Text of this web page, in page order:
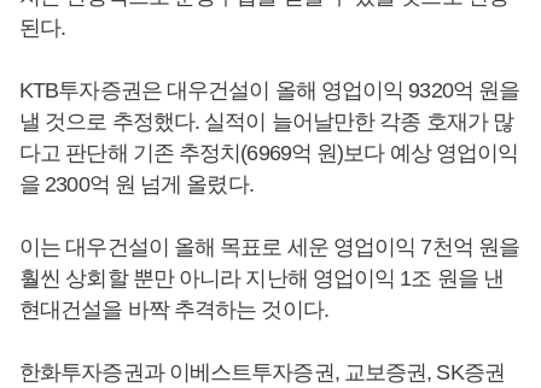
된다.
KTB투자증권은 대우건설이 올해 영업이익 9320억 원을
낼 것으로 추정했다. 실적이 늘어날만한 각종 호재가 많
다고 판단해 기존 추정치(6969억 원)보다 예상 영업이익
을 2300억 원 넘게 올렸다.
이는 대우건설이 올해 목표로 세운 영업이익 7천억 원을
훨씬 상회할 뿐만 아니라 지난해 영업이익 1조 원을 낸
현대건설을 바짝 추격하는 것이다.
한화투자증권과 이베스트투자증권, 교보증권, SK증권